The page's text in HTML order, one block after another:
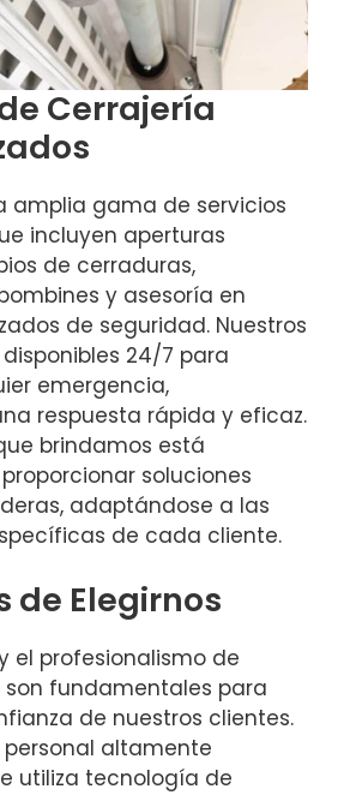
Cerrajería
amplia gama de servicios
incluyen aperturas
de cerraduras,
y asesoría en
de seguridad. Nuestros
24/7 para
emergencia,
respuesta rápida y eficaz.
brindamos está
soluciones
adaptándose a las
de cada cliente.
de Elegirnos
el profesionalismo de
son fundamentales para
de nuestros clientes.
altamente
utiliza tecnología de